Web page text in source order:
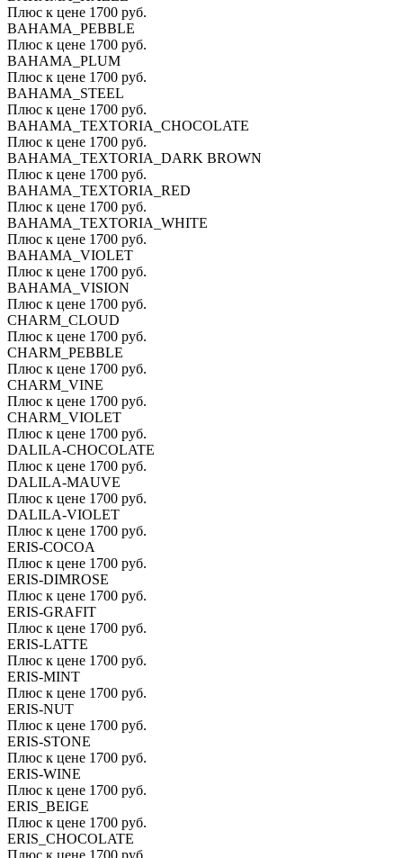
Плюс к цене 1700 руб.
BAHAMA_PEBBLE
Плюс к цене 1700 руб.
BAHAMA_PLUM
Плюс к цене 1700 руб.
BAHAMA_STEEL
Плюс к цене 1700 руб.
BAHAMA_TEXTORIA_CHOCOLATE
Плюс к цене 1700 руб.
BAHAMA_TEXTORIA_DARK BROWN
Плюс к цене 1700 руб.
BAHAMA_TEXTORIA_RED
Плюс к цене 1700 руб.
BAHAMA_TEXTORIA_WHITE
Плюс к цене 1700 руб.
BAHAMA_VIOLET
Плюс к цене 1700 руб.
BAHAMA_VISION
Плюс к цене 1700 руб.
CHARM_CLOUD
Плюс к цене 1700 руб.
CHARM_PEBBLE
Плюс к цене 1700 руб.
CHARM_VINE
Плюс к цене 1700 руб.
CHARM_VIOLET
Плюс к цене 1700 руб.
DALILA-CHOCOLATE
Плюс к цене 1700 руб.
DALILA-MAUVE
Плюс к цене 1700 руб.
DALILA-VIOLET
Плюс к цене 1700 руб.
ERIS-COCOA
Плюс к цене 1700 руб.
ERIS-DIMROSE
Плюс к цене 1700 руб.
ERIS-GRAFIT
Плюс к цене 1700 руб.
ERIS-LATTE
Плюс к цене 1700 руб.
ERIS-MINT
Плюс к цене 1700 руб.
ERIS-NUT
Плюс к цене 1700 руб.
ERIS-STONE
Плюс к цене 1700 руб.
ERIS-WINE
Плюс к цене 1700 руб.
ERIS_BEIGE
Плюс к цене 1700 руб.
ERIS_CHOCOLATE
Плюс к цене 1700 руб.